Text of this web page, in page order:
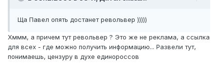
Ща Павел опять достанет револьвер )))))
Хммм, а причем тут револьвер ? Это же не реклама, а ссылка
для всех - где можно получить информацию... Развели тут,
понимаешь, цензуру в духе единороссов